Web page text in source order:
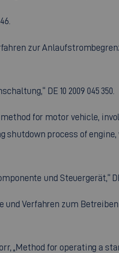
zur
DE 10 2009 045 350.
method for motor vehicle,
process of engine,
und Steuergerät,“ DE
Verfahren zum
„Method for operating a